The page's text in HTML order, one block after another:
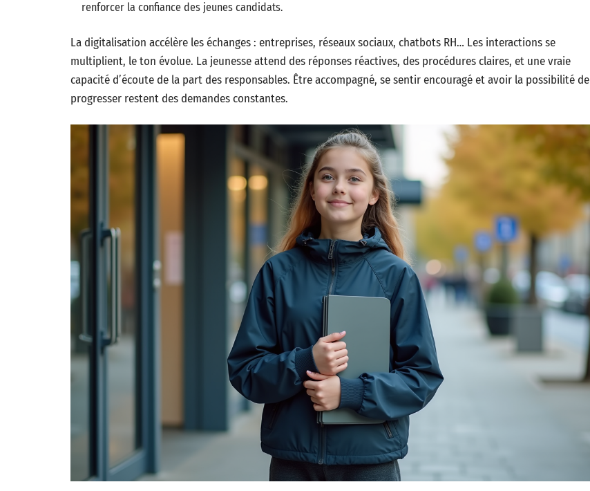
renforcer la confiance des jeunes candidats.
La digitalisation accélère les échanges : entreprises, réseaux sociaux, chatbots RH… Les interactions se
multiplient, le ton évolue. La jeunesse attend des réponses réactives, des procédures claires, et une vraie
capacité d’écoute de la part des responsables. Être accompagné, se sentir encouragé et avoir la possibilité de
progresser restent des demandes constantes.